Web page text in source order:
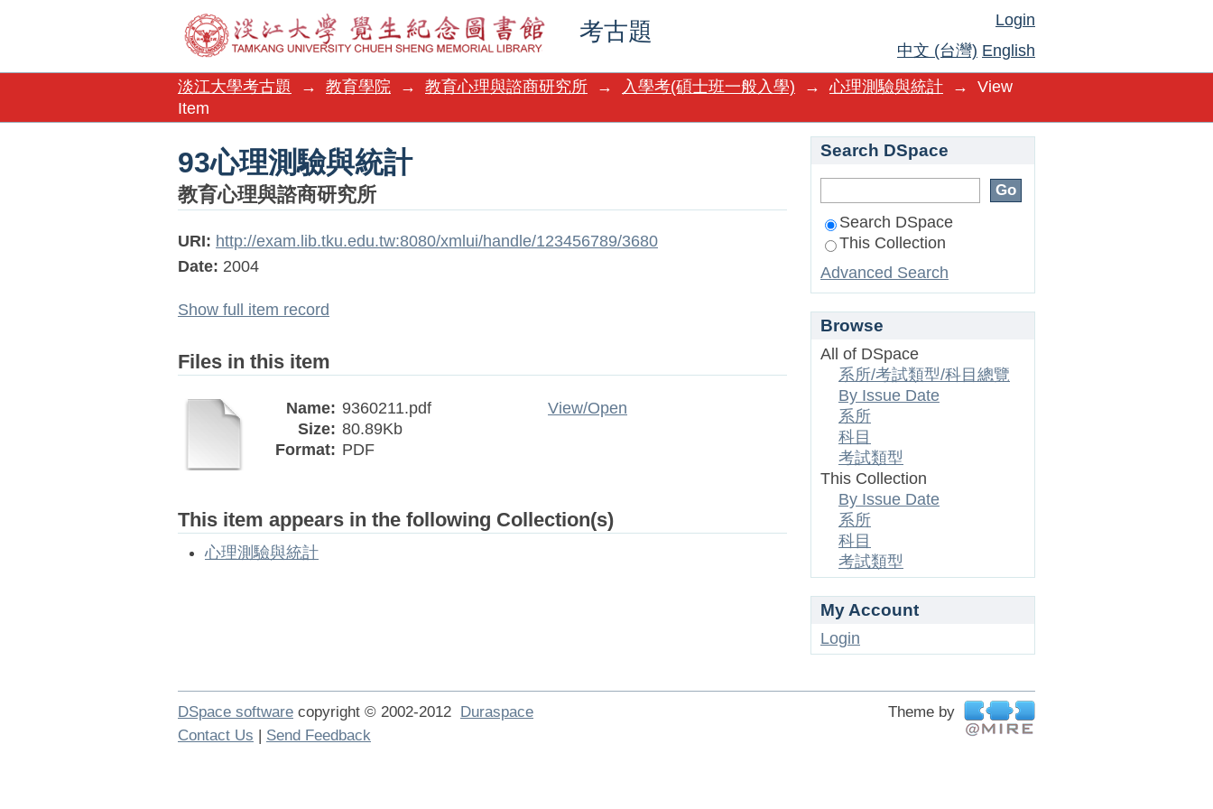
考古題
93心理測驗與統計
Login
中文 (台灣) English
淡江大學考古題
→ 教育學院 → 教育心理與諮商研究所 → 入學考(碩士班一般入學) → 心理測驗與統計 →
View
Item
93心理測驗與統計
教育心理與諮商研究所
URI: http://exam.lib.tku.edu.tw:8080/xmlui/handle/123456789/3680
Date: 2004
Show full item record
Files in this item
Name: 9360211.pdf
Size: 80.89Kb
Format: PDF
View/Open
This item appears in the following Collection(s)
心理測驗與統計
Search DSpace
Search DSpace
This Collection
Advanced Search
Browse
All of DSpace
系所/考試類型/科目總覽
By Issue Date
系所
科目
考試類型
This Collection
By Issue Date
系所
科目
考試類型
My Account
Login
DSpace software copyright © 2002-2012 Duraspace
Theme by
Contact Us | Send Feedback